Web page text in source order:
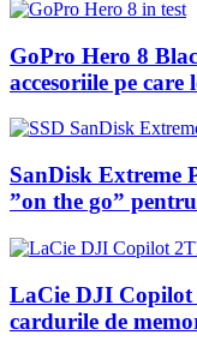
GoPro Hero 8
accesoriile pe care
SanDisk Extreme
”on the go”
LaCie DJI Copilot
cardurile de